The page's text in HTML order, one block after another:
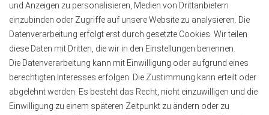
und Anzeigen zu personalisieren, Medien von Drittanbietern
einzubinden oder Zugriffe auf unsere Website zu analysieren. Die
Datenverarbeitung erfolgt erst durch gesetzte Cookies. Wir teilen
diese Daten mit Dritten, die wir in den Einstellungen benennen.
Die Datenverarbeitung kann mit Einwilligung oder aufgrund eines
berechtigten Interesses erfolgen. Die Zustimmung kann erteilt oder
abgelehnt werden. Es besteht das Recht, nicht einzuwilligen und die
Einwilligung zu einem späteren Zeitpunkt zu ändern oder zu
Tel.:+49 4151 8381003
E-Mail: info@alu-profile-led.de
WhatsApp:+49 4151 8381003
Zahlung und Lieferung